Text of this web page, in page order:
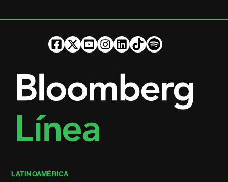
LATINOAMÉRICA